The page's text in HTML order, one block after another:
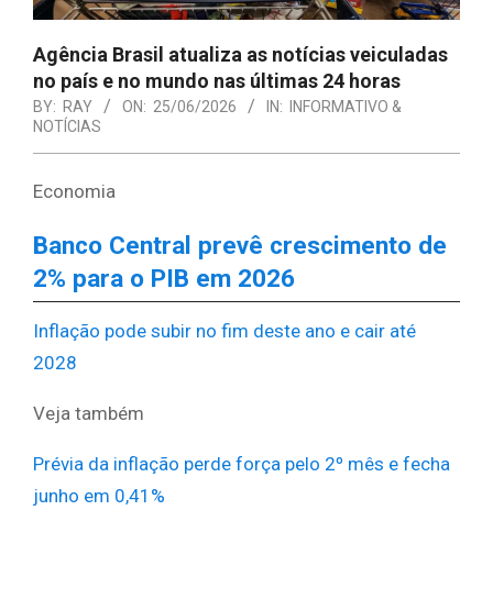
Agência Brasil atualiza as notícias veiculadas
no país e no mundo nas últimas 24 horas
BY: RAY ON: 25/06/2026 IN:
INFORMATIVO &
NOTÍCIAS
Economia
Banco Central prevê crescimento de
2% para o PIB em 2026
Inflação pode subir no fim deste ano e cair até
2028
Veja também
Prévia da inflação perde força pelo 2º mês e fecha
junho em 0,41%